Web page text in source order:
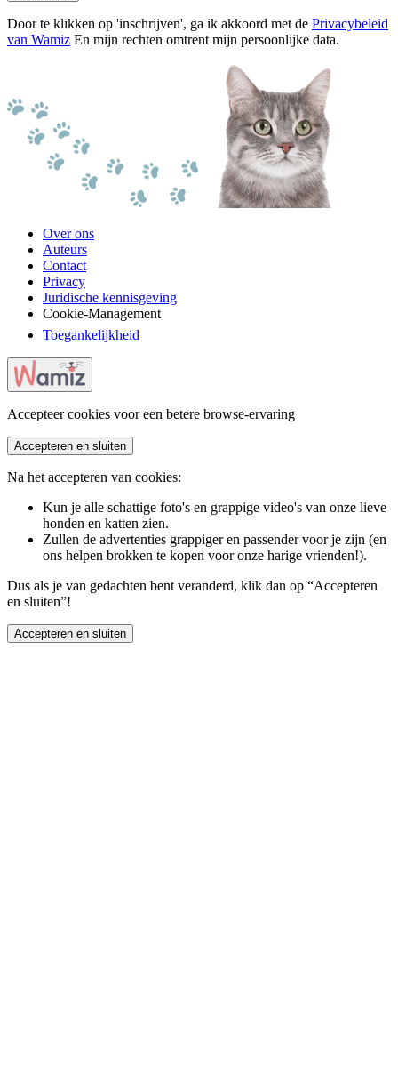
Door te klikken op 'inschrijven', ga ik akkoord met de Privacybeleid
van Wamiz En mijn rechten omtrent mijn persoonlijke data.
Over ons
Auteurs
Contact
Privacy
Juridische kennisgeving
Cookie-Management
Toegankelijkheid
Accepteer cookies voor een betere browse-ervaring
Accepteren en sluiten
Na het accepteren van cookies:
Kun je alle schattige foto's en grappige video's van onze lieve
honden en katten zien.
Zullen de advertenties grappiger en passender voor je zijn (en
ons helpen brokken te kopen voor onze harige vrienden!).
Dus als je van gedachten bent veranderd, klik dan op “Accepteren
en sluiten”!
Accepteren en sluiten